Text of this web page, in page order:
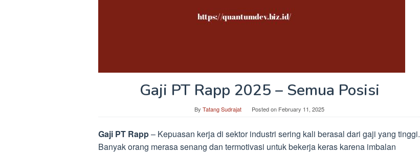
Gaji PT Rapp 2025 – Semua Posisi
By Tatang Sudrajat Posted on February 11, 2025
Gaji PT Rapp– Kepuasan kerja di sektor industri sering kali berasal dari gaji yang tinggi.
Banyak orang merasa senang dan termotivasi untuk bekerja keras karena imbalan